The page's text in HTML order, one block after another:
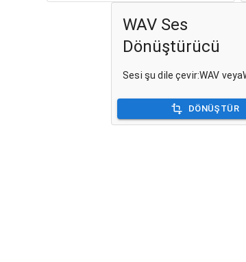
WAV Ses
Dönüştürücü
Sesi şu dile çevir:WAV
DÖNÜŞTÜR